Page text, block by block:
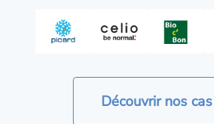
Découvrir nos